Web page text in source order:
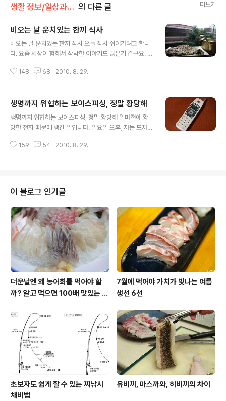
생활 정보/일상과 생각, 사진 의 다른 글 더보기
비오는 날 운치있는 한끼 식사
비오는 날 운치있는 한끼 식사 오늘 잠시 쉬어가려고 합니
다. 요즘 세상이 험해서 삭막한 이야기도 많은거 같구요. 이
날 점심식사는 이렇게 해봤어요 ^^ 제 방 창가에 화분을 몇
요 ㅎㅎ 요렇게 양은냄비에다 계란을 넣은채 그대로 놔둔
라면을 좋아한답니다. 요건 와이프가 부처준 오징어 부침
개. 오징어 슝슝 썰어넣고 대강 부처도 맛있어요. 방충망을
운치가 있데요 ^^ 다음주중에 추자도로 1박 2일 낚시를 예
148 68 2010. 8. 29.
생명까지 위협하는 보이스피싱, 정말 황당해
생명까지 위협하는 보이스피싱, 정말 황당해 얼마전에 황
당한 전화 때문에 생긴 일입니다. 일요일 오후, 저는 모처럼
데 젊은 남성이 매우 급한듯 말하더군요 "저기 영수(가명)
시 영수네 형님되시는 분이세요?" "맞는데 누구신지.." "저
는 영수 친구인데요~ 지금 영수가 괴한에게 칼에 맞아서
지금 응급실에 있어요" "네? 그게 무슨말인가요?" "(약간
울먹이면서)그게요~저도 잘 모르겠어요, 영수 만나려고 좀
늦게 도착했는데 괴한들에게 칼에 찔렸는지 배를 움켜잡고
피를 흘리며 쓰러져 ..
159 54 2010. 8. 29.
이 블로그 인기글
더운날엔 왜 농어회를 먹어야 할
까? 알고 먹으면 100배 맛있는 농
7월에 먹어야 가치가 빛나는 여름
생선 6선
초보자도 쉽게 할 수 있는 찌낚시
채비법
유비끼, 마스까와, 히비끼의 차이